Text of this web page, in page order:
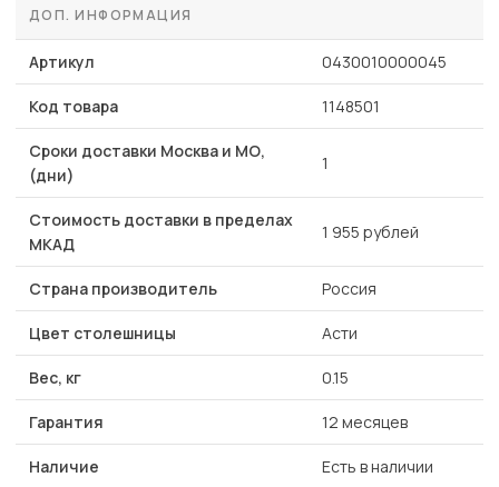
ДОП. ИНФОРМАЦИЯ
Артикул 0430010000045
Код товара 1148501
Сроки доставки Москва и МО,
(дни)
1
Стоимость доставки в пределах
МКАД
1 955 рублей
Страна производитель Россия
Цвет столешницы Асти
Вес, кг 0.15
Гарантия 12 месяцев
Наличие Есть в наличии